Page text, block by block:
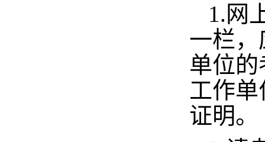
1.网
一栏
单位
工作
证明。